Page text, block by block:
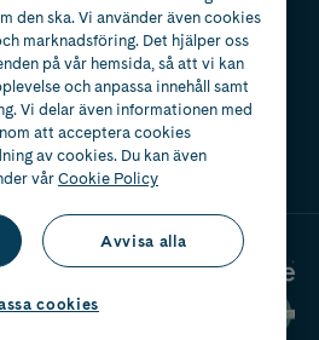
den ska. Vi använder även cookies
marknadsföring. Det hjälper oss
på vår hemsida, så att vi kan
och anpassa innehåll samt
Vi delar även informationen med
att acceptera cookies
av cookies. Du kan även
vårCookie Policy
Avvisa alla
cookies